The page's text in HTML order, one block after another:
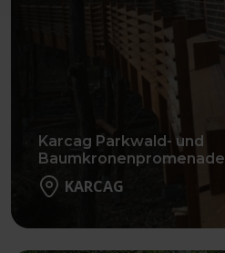
Karcag Parkwald- und
Baumkronenpromenade
KARCAG